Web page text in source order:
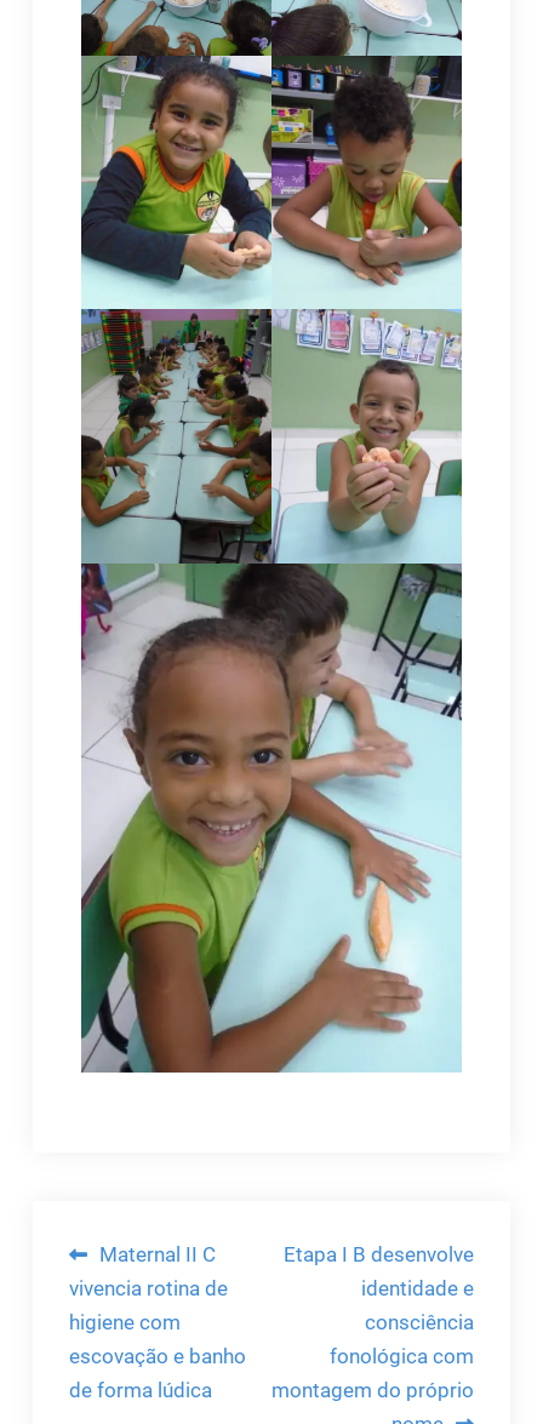
Navegação
de
Post
Maternal II C
vivencia rotina de
higiene com
escovação e banho
de forma lúdica
Etapa I B desenvolve
identidade e
consciência
fonológica com
montagem do próprio